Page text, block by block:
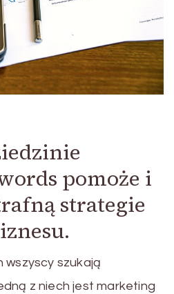
pomoże i
strategie
szukają
z niech jest marketing